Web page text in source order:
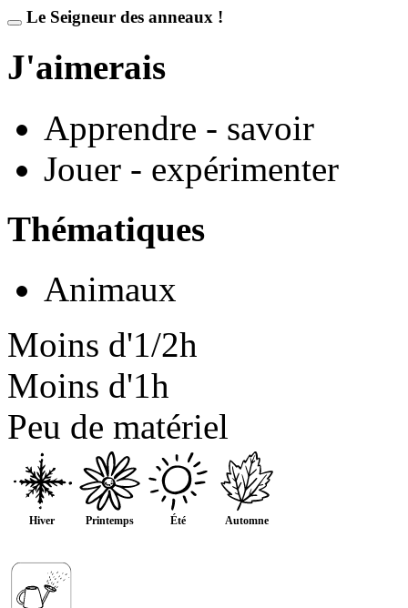
Le Seigneur des anneaux !
J'aimerais
Apprendre - savoir
Jouer - expérimenter
Thématiques
Animaux
Moins d'1/2h
Moins d'1h
Peu de matériel
Hiver Printemps Été Automne